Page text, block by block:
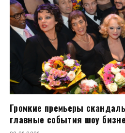
Громкие премьеры
главные события шоу